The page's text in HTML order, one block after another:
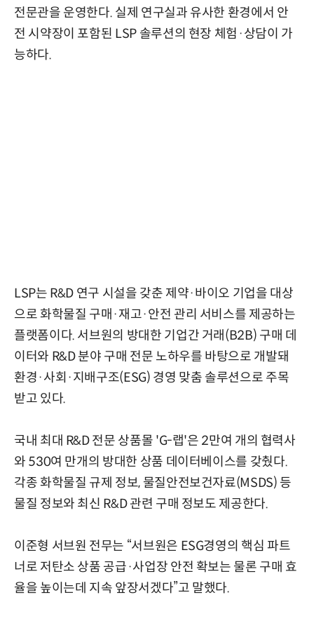
전문관을 운영한다. 실제 연구실과 유사한 환경에서 안
전 시약장이 포함된 LSP 솔루션의 현장 체험·상담이 가
능하다.
LSP는 R&D 연구 시설을 갖춘 제약·바이오 기업을 대상
으로 화학물질 구매·재고·안전 관리 서비스를 제공하는
플랫폼이다. 서브원의 방대한 기업간 거래(B2B) 구매 데
이터와 R&D 분야 구매 전문 노하우를 바탕으로 개발돼
환경·사회·지배구조(ESG) 경영 맞춤 솔루션으로 주목
받고 있다.
국내 최대 R&D 전문 상품몰 'G-랩'은 2만여 개의 협력사
와 530여 만개의 방대한 상품 데이터베이스를 갖췄다.
각종 화학물질 규제 정보, 물질안전보건자료(MSDS) 등
물질 정보와 최신 R&D 관련 구매 정보도 제공한다.
이준형 서브원 전무는 “서브원은 ESG경영의 핵심 파트
너로 저탄소 상품 공급·사업장 안전 확보는 물론 구매 효
율을 높이는데 지속 앞장서겠다”고 말했다.